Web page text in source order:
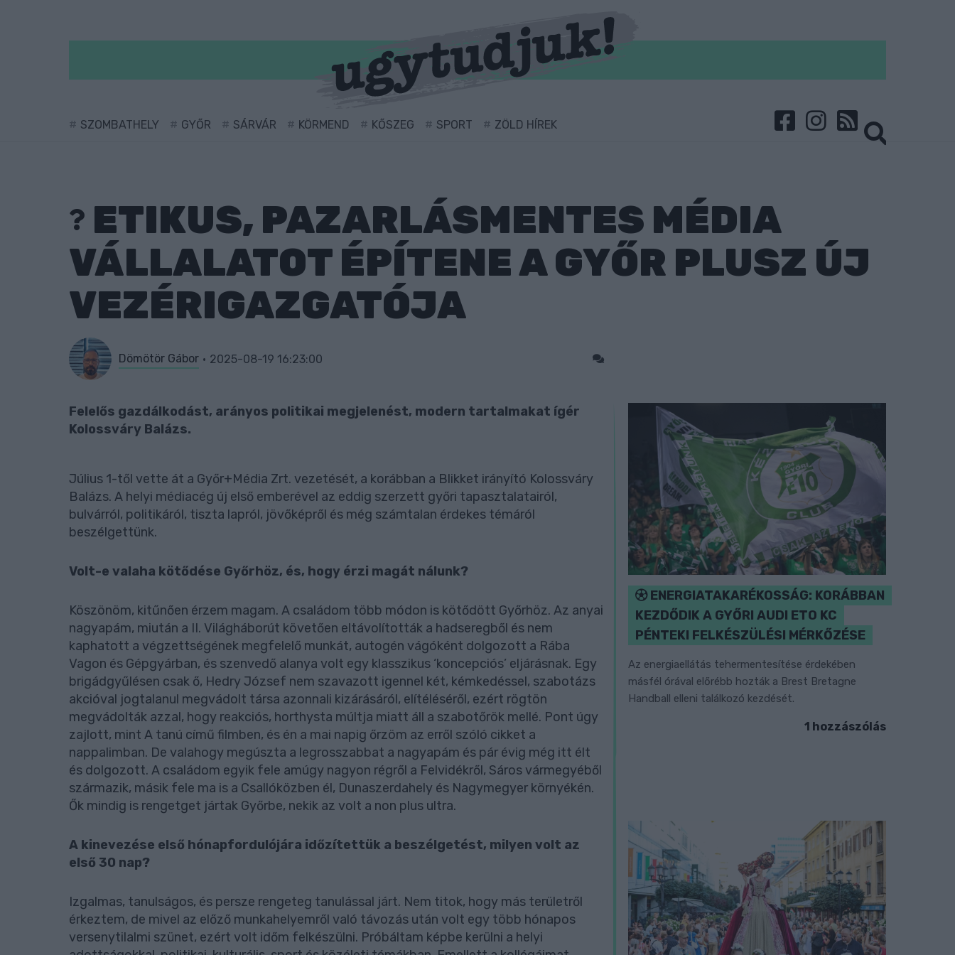
SZOMBATHELY GYŐR SÁRVÁR KÖRMEND KŐSZEG SPORT ZÖLD HÍREK
ETIKUS, PAZARLÁSMENTES MÉDIA
VÁLLALATOT ÉPÍTENE A GYŐR PLUSZ ÚJ
VEZÉRIGAZGATÓJA
Dömötör Gábor 2025-08-19 16:23:00
Felelős gazdálkodást, arányos politikai megjelenést, modern tartalmakat ígér
Kolossváry Balázs.
Július 1-től vette át a Győr+Média Zrt. vezetését, a korábban a Blikket irányító Kolossváry
Balázs. A helyi médiacég új első emberével az eddig szerzett győri tapasztalatairól,
bulvárról, politikáról, tiszta lapról, jövőképről és még számtalan érdekes témáról
beszélgettünk.
Volt-e valaha kötődése Győrhöz, és, hogy érzi magát nálunk?
Köszönöm, kitűnően érzem magam. A családom több módon is kötődött Győrhöz. Az anyai
nagyapám, miután a II. Világháborút követően eltávolították a hadseregből és nem
kaphatott a végzettségének megfelelő munkát, autogén vágóként dolgozott a Rába
Vagon és Gépgyárban, és szenvedő alanya volt egy klasszikus ‘koncepciós’ eljárásnak. Egy
brigádgyűlésen csak ő, Hedry József nem szavazott igennel két, kémkedéssel, szabotázs
akcióval jogtalanul megvádolt társa azonnali kizárásáról, elítéléséről, ezért rögtön
megvádolták azzal, hogy reakciós, horthysta múltja miatt áll a szabotőrök mellé. Pont úgy
zajlott, mint A tanú című filmben, és én a mai napig őrzöm az erről szóló cikket a
nappalimban. De valahogy megúszta a legrosszabbat a nagyapám és pár évig még itt élt
és dolgozott. A családom egyik fele amúgy nagyon régről a Felvidékről, Sáros vármegyéből
származik, másik fele ma is a Csallóközben él, Dunaszerdahely és Nagymegyer környékén.
Ők mindig is rengetget jártak Győrbe, nekik az volt a non plus ultra.
A kinevezése első hónapfordulójára időzítettük a beszélgetést, milyen volt az
első 30 nap?
Izgalmas, tanulságos, és persze rengeteg tanulással járt. Nem titok, hogy más területről
érkeztem, de mivel az előző munkahelyemről való távozás után volt egy több hónapos
versenytilalmi szünet, ezért volt időm felkészülni. Próbáltam képbe kerülni a helyi
ENERGIATAKARÉKOSSÁG: KORÁBBAN
KEZDŐDIK A GYŐRI AUDI ETO KC
PÉNTEKI FELKÉSZÜLÉSI MÉRKŐZÉSE
Az energiaellátás tehermentesítése érdekében
másfél órával előrébb hozták a Brest Bretagne
Handball elleni találkozó kezdését.
1 hozzászólás